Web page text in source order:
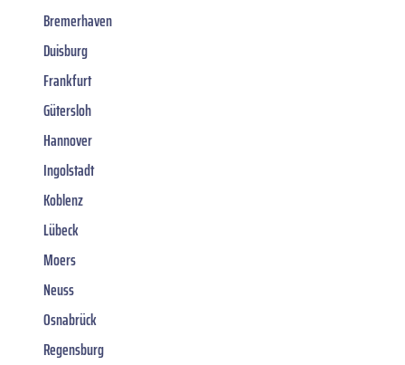
Bremerhaven
Duisburg
Frankfurt
Gütersloh
Hannover
Ingolstadt
Koblenz
Lübeck
Moers
Neuss
Osnabrück
Regensburg